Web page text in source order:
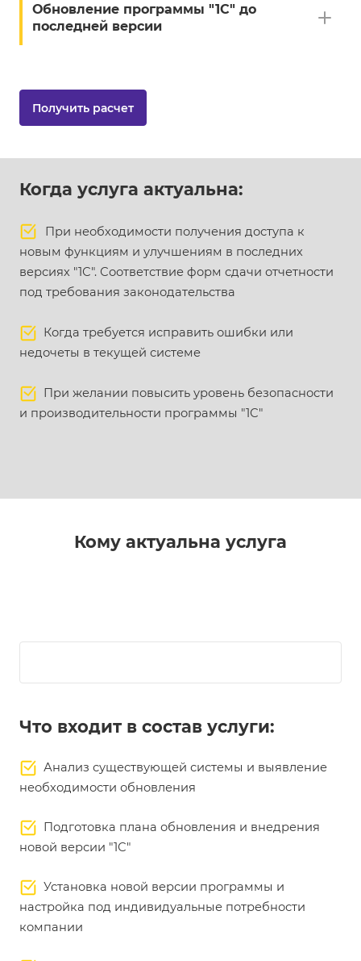
Обновление программы "1С" до
последней версии
Получить расчет
Когда услуга актуальна:
При необходимости получения доступа к
новым функциям и улучшениям в последних
версиях "1С". Соответствие форм сдачи отчетности
под требования законодательства
Когда требуется исправить ошибки или
недочеты в текущей системе
При желании повысить уровень безопасности
и производительности программы "1С"
Кому актуальна услуга
Что входит в состав услуги:
Анализ существующей системы и выявление
необходимости обновления
Подготовка плана обновления и внедрения
новой версии "1С"
Установка новой версии программы и
настройка под индивидуальные потребности
компании